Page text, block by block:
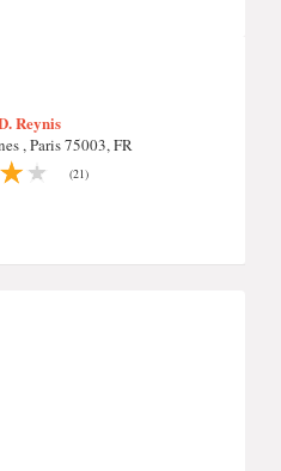
Reynis
, Paris 75003, FR
(21)